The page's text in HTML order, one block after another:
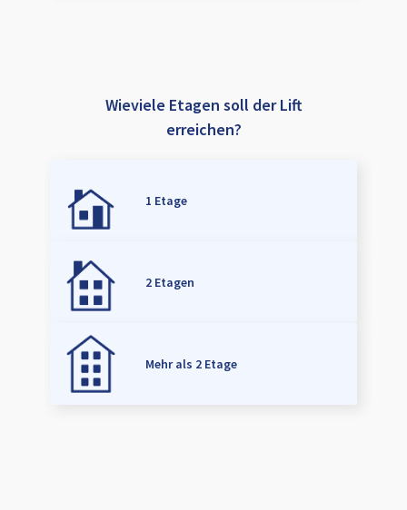
Wieviele Etagen soll der Lift
erreichen?
1 Etage
2 Etagen
Mehr als 2 Etage